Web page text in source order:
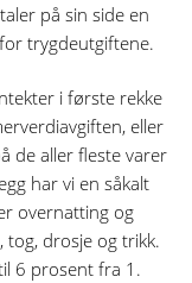
på sin side en
trygdeutgiftene.
i første rekke
eller
de aller fleste varer
har vi en såkalt
overnatting og
drosje og trikk.
6 prosent fra 1.